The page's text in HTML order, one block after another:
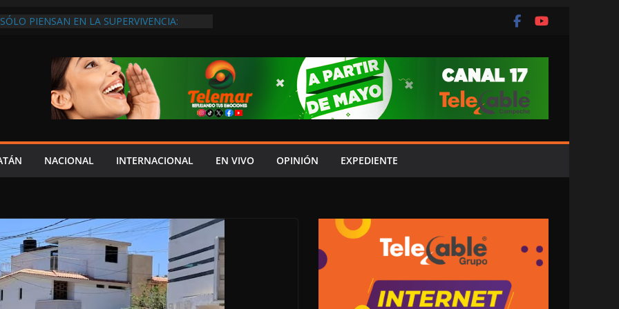
PIENSAN EN LA SUPERVIVENCIA:
REHABILITAR EL CAMINO #LA
DEL NORTE
A CAMPAMENTOS TORTUGUEROS,
LAYDA SE “LEVANTA LA CORBATA” PARA
APOYA A LA ECOLOGÍA: COSGAYA
VERGÜENZA!
EN CAMPECHE Y NADIE
NACIONAL INTERNACIONAL EN VIVO OPINIÓN EXPEDIENTE